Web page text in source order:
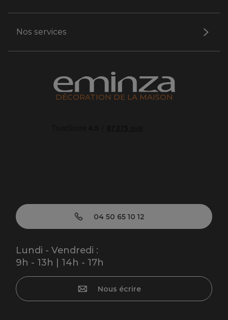
Nos services
DÉCORATION DE LA MAISON
04 50 65 10 12
Lundi - Vendredi :
9h - 13h | 14h - 17h
Nous écrire